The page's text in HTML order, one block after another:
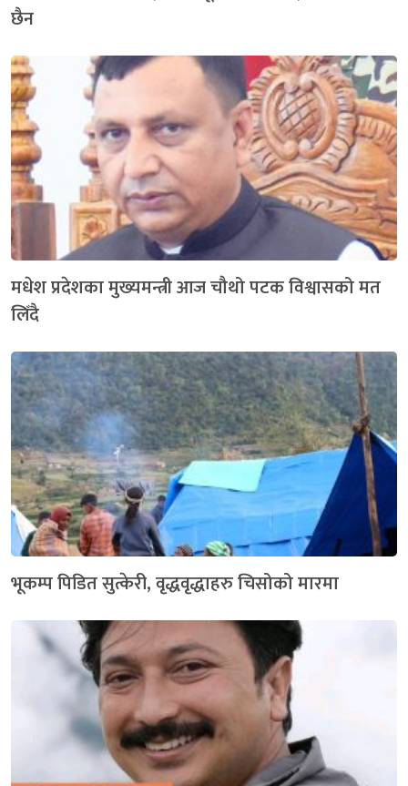
छैन
मधेश प्रदेशका मुख्यमन्त्री आज चौथो पटक विश्वासको मत
लिँदै
भूकम्प पिडित सुत्केरी, वृद्धवृद्धाहरु चिसोको मारमा